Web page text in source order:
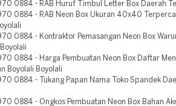
0884 - RAB Huruf Timbul Letter Box Daerah
0884 - RAB Neon Box Ukuran 40x40
0884 - Kontraktor Pemasangan Neon Box
0884 - Harga Pembuatan Neon Box Daftar
Boyolali Boyolali
0884 - Tukang Papan Nama Toko Spandek
0884 - Ongkos Pembuatan Neon Box Bahan